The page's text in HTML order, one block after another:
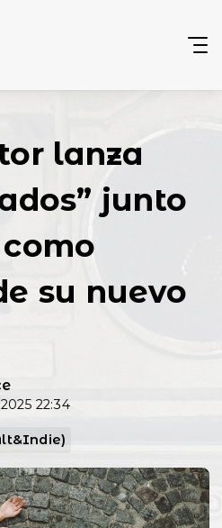
lanza
junto
su nuevo
22:34